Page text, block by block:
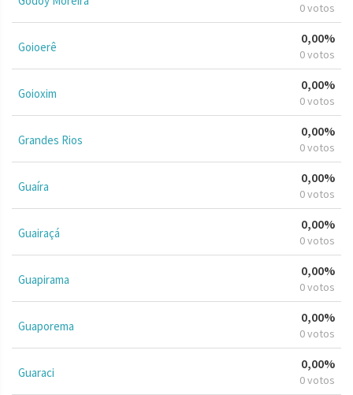
0 votos
Goioerê
0,00%
0 votos
Goioxim
0,00%
0 votos
Grandes Rios
0,00%
0 votos
Guaíra
0,00%
0 votos
Guairaçá
0,00%
0 votos
Guapirama
0,00%
0 votos
Guaporema
0,00%
0 votos
Guaraci
0,00%
0 votos